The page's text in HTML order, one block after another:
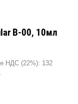
B-00, 10мл
НДС (22%): 132